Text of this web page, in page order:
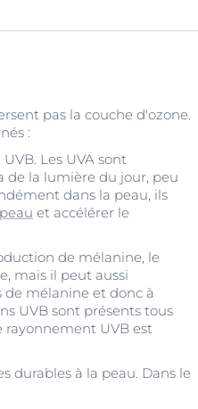
pas la couche d'ozone.
:
Les UVA sont
de la lumière du jour, peu
dans la peau, ils
et accélérer le
de mélanine, le
mais il peut aussi
de mélanine et donc à
UVB sont présents tous
rayonnement UVB est
durables à la peau. Dans le